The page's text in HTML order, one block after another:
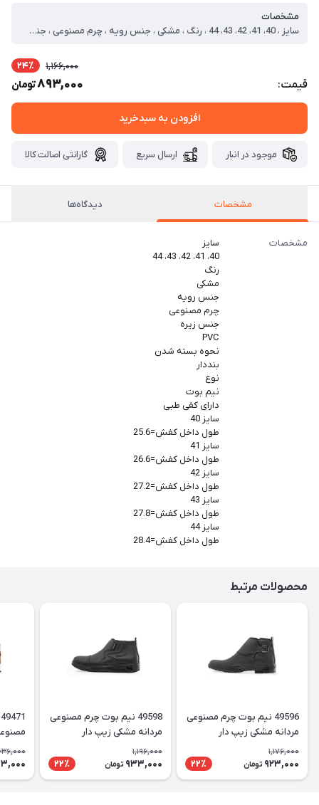
مشخصات
سایز ، 40، 41، 42، 43، 44 ، رنگ ، مشکی ، جنس رویه ، چرم مصنوعی ، جنس زیره ، PVC ، نحوه بسته شدن ، بنددار ، نوع ، نیم بوت ، دارای کفی طبی ، سایز 40 ، طول داخل کفش=25.6 ، سایز 41 ، طول داخل کفش=26.6 ، سایز 42 ، طول داخل کفش=27.2 ، سایز 43 ، طول داخل کفش=27.8 ، سایز 44 ، طول داخل کفش=28.4
قیمت:
1,166,000 24٪
893,000تومان
افزودن به سبدخرید
موجود در انبار ارسال سریع گارانتی اصالت کالا
مشخصات دیدگاه‌ها
مشخصات
سایز
40، 41، 42، 43، 44
رنگ
مشکی
جنس رویه
چرم مصنوعی
جنس زیره
PVC
نحوه بسته شدن
بنددار
نوع
نیم بوت
دارای کفی طبی
سایز 40
طول داخل کفش=25.6
سایز 41
طول داخل کفش=26.6
سایز 42
طول داخل کفش=27.2
سایز 43
طول داخل کفش=27.8
سایز 44
طول داخل کفش=28.4
محصولات مرتبط
49596 نیم بوت چرم مصنوعی
مردانه مشکی زیپ دار
1,176,000
923,000 تومان 22٪
49598 نیم بوت چرم مصنوعی
مردانه مشکی زیپ دار
1,196,000
933,000 تومان 22٪